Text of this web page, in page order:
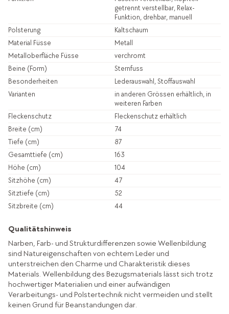
getrennt verstellbar, Relax-
Funktion, drehbar, manuell
Polsterung
Kaltschaum
Material Füsse
Metall
Metalloberfläche Füsse
verchromt
Beine (Form)
Sternfuss
Besonderheiten
Lederauswahl, Stoffauswahl
Varianten
in anderen Grössen erhältlich, in
weiteren Farben
Fleckenschutz
Fleckenschutz erhältlich
Breite (cm)
74
Tiefe (cm)
87
Gesamttiefe (cm)
163
Höhe (cm)
104
Sitzhöhe (cm)
47
Sitztiefe (cm)
52
Sitzbreite (cm)
44
Qualitätshinweis
Narben, Farb- und Strukturdifferenzen sowie Wellenbildung
sind Natureigenschaften von echtem Leder und
unterstreichen den Charme und Charakteristik dieses
Materials. Wellenbildung des Bezugsmaterials lässt sich trotz
hochwertiger Materialien und einer aufwändigen
Verarbeitungs- und Polstertechnik nicht vermeiden und stellt
keinen Grund für Beanstandungen dar.